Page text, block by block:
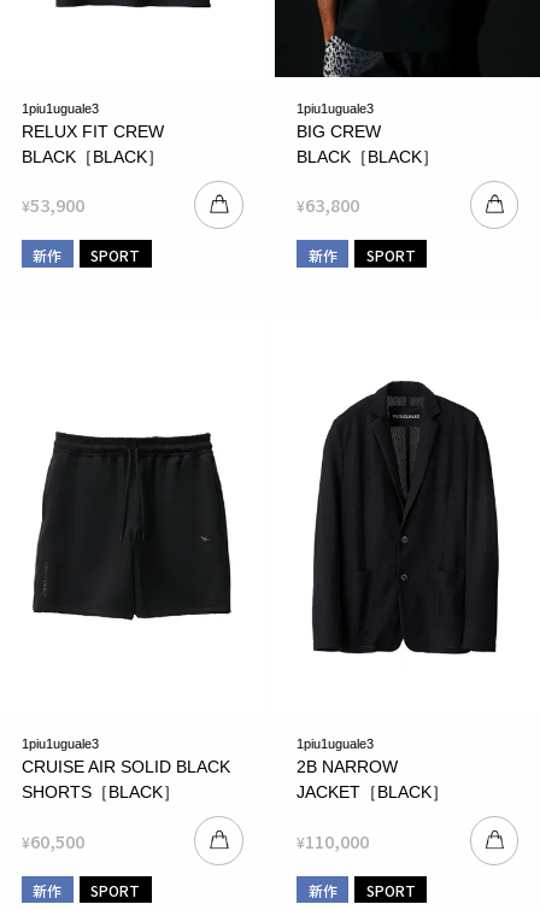
1piu1uguale3
RELUX FIT CREW
BLACK［BLACK］
¥53,900
新作 SPORT
1piu1uguale3
BIG CREW
BLACK［BLACK］
¥63,800
新作 SPORT
1piu1uguale3
CRUISE AIR SOLID BLACK
SHORTS［BLACK］
¥60,500
新作 SPORT
1piu1uguale3
2B NARROW
JACKET［BLACK］
¥110,000
新作 SPORT